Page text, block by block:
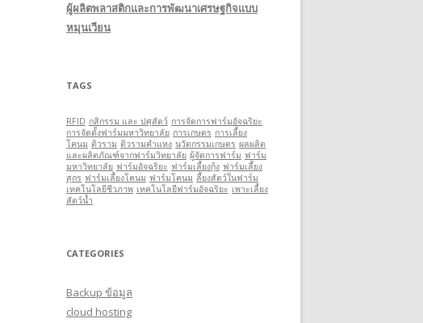
ผู้ผลิตพลาสติกและการพัฒนาเศรษฐกิจแบบ
หมุนเวียน
TAGS
RFID กสิกรรม และ ปศุสัตว์ การจัดการฟาร์มอัจฉริยะ
การจัดตั้งฟาร์มมหาวิทยาลัย การเกษตร การเลี้ยง
โคนม ติวราม ติวรามคำแหง นวัตกรรมเกษตร ผลผลิต
และผลิตภัณฑ์จากฟาร์มวิทยาลัย ผู้จัดการฟาร์ม ฟาร์ม
มหาวิทยาลัย ฟาร์มอัจฉริยะ ฟาร์มเลี้ยงกุ้ง ฟาร์มเลี้ยง
สุกร ฟาร์มเลี้ยงโคนม ฟาร์มโคนม ลี้ยงสัตว์ในฟาร์ม
เทคโนโลยีชีวภาพ เทคโนโลยีฟาร์มอัจฉริยะ เพาะเลี้ยง
สัตว์นํ้า
CATEGORIES
Backup ข้อมูล
cloud hosting